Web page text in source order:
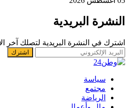
النشرة البريدية
اشترك في النشرة البريدية لتصلك آخر
سياسة
مجتمع
الرياضة